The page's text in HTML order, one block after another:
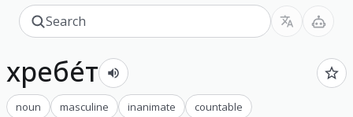
хребе́т
noun masculine inanimate
countable